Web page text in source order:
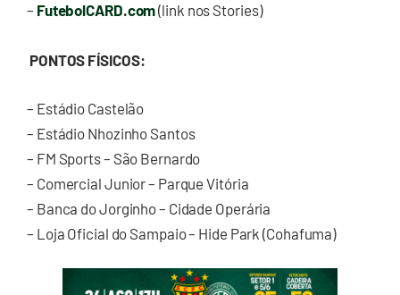
– FutebolCARD.com(link nos Stories)
PONTOS FÍSICOS:
– Estádio Castelão
– Estádio Nhozinho Santos
– FM Sports – São Bernardo
– Comercial Junior – Parque Vitória
– Banca do Jorginho – Cidade Operária
– Loja Oficial do Sampaio – Hide Park (Cohafuma)